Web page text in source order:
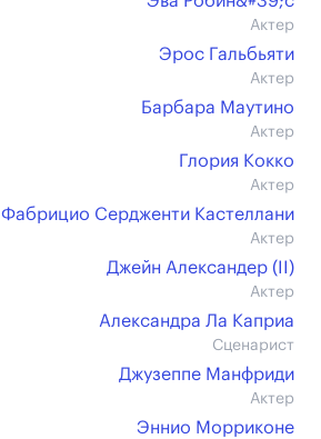
Актер
Эрос Гальбьяти
Актер
Барбара Маутино
Актер
Глория Кокко
Актер
Фабрицио Сердженти Кастеллани
Актер
Джейн Александер (II)
Актер
Александра Ла Каприа
Сценарист
Джузеппе Манфриди
Актер
Эннио Морриконе